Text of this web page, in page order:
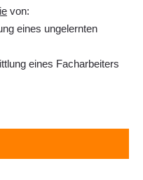
von:
eines ungelernten
eines Facharbeiters